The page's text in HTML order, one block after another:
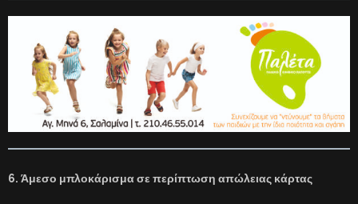
6. Άμεσο μπλοκάρισμα σε περίπτωση απώλειας κάρτας